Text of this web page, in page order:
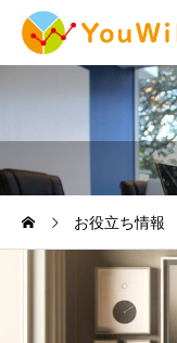
お役立ち情報